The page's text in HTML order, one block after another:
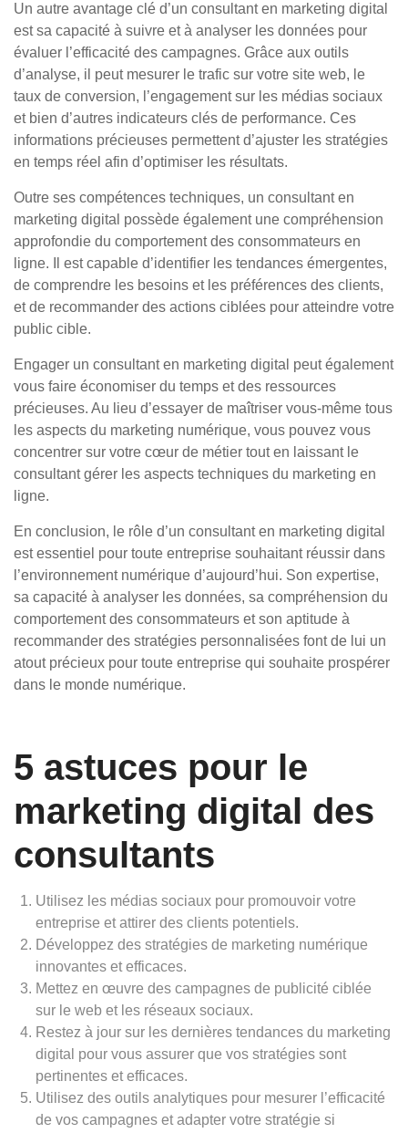
Un autre avantage clé d’un consultant en marketing digital
est sa capacité à suivre et à analyser les données pour
évaluer l’efficacité des campagnes. Grâce aux outils
d’analyse, il peut mesurer le trafic sur votre site web, le
taux de conversion, l’engagement sur les médias sociaux
et bien d’autres indicateurs clés de performance. Ces
informations précieuses permettent d’ajuster les stratégies
en temps réel afin d’optimiser les résultats.
Outre ses compétences techniques, un consultant en
marketing digital possède également une compréhension
approfondie du comportement des consommateurs en
ligne. Il est capable d’identifier les tendances émergentes,
de comprendre les besoins et les préférences des clients,
et de recommander des actions ciblées pour atteindre votre
public cible.
Engager un consultant en marketing digital peut également
vous faire économiser du temps et des ressources
précieuses. Au lieu d’essayer de maîtriser vous-même tous
les aspects du marketing numérique, vous pouvez vous
concentrer sur votre cœur de métier tout en laissant le
consultant gérer les aspects techniques du marketing en
ligne.
En conclusion, le rôle d’un consultant en marketing digital
est essentiel pour toute entreprise souhaitant réussir dans
l’environnement numérique d’aujourd’hui. Son expertise,
sa capacité à analyser les données, sa compréhension du
comportement des consommateurs et son aptitude à
recommander des stratégies personnalisées font de lui un
atout précieux pour toute entreprise qui souhaite prospérer
dans le monde numérique.
5 astuces pour le
marketing digital des
consultants
Utilisez les médias sociaux pour promouvoir votre
entreprise et attirer des clients potentiels.
Développez des stratégies de marketing numérique
innovantes et efficaces.
Mettez en œuvre des campagnes de publicité ciblée
sur le web et les réseaux sociaux.
Restez à jour sur les dernières tendances du marketing
digital pour vous assurer que vos stratégies sont
pertinentes et efficaces.
Utilisez des outils analytiques pour mesurer l’efficacité
de vos campagnes et adapter votre stratégie si